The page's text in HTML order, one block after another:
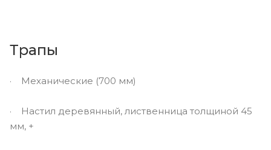
Трапы
· Механические (700 мм)
· Настил деревянный, лиственница толщиной 45
мм, +